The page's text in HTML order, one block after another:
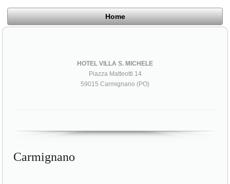
Home
HOTEL VILLA S. MICHELE
Piazza Matteotti 14
59015 Carmignano (PO)
Carmignano